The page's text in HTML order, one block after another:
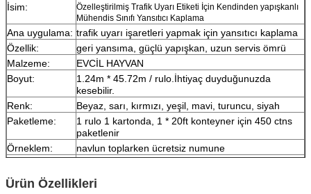
İsim:
Özelleştirilmiş Trafik Uyarı Etiketi İçin Kendinden yapışkanlı
Mühendis Sınıfı Yansıtıcı Kaplama
Ana uygulama: trafik uyarı işaretleri yapmak için yansıtıcı kaplama
Özellik:
geri yansıma, güçlü yapışkan, uzun servis ömrü
Malzeme:
EVCİL HAYVAN
Boyut:
1.24m * 45.72m / rulo.İhtiyaç duyduğunuzda
kesebilir.
Renk:
Beyaz, sarı, kırmızı, yeşil, mavi, turuncu, siyah
Paketleme:
1 rulo 1 kartonda, 1 * 20ft konteyner için 450 ctns
paketlenir
Örneklem:
navlun toplarken ücretsiz numune
Ürün Özellikleri